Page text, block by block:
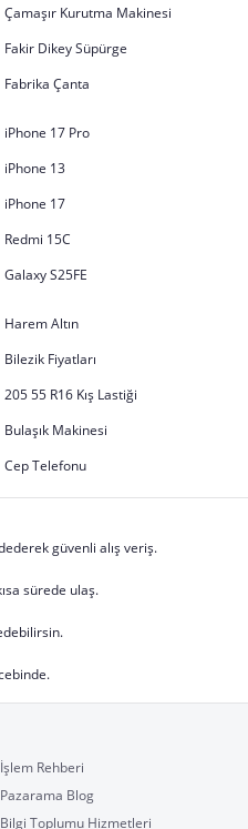
Çamaşır Kurutma Makinesi
Fakir Dikey Süpürge
Fabrika Çanta
iPhone 17 Pro
iPhone 13
iPhone 17
Redmi 15C
Galaxy S25FE
Harem Altın
Bilezik Fiyatları
205 55 R16 Kış Lastiği
Bulaşık Makinesi
Cep Telefonu
güvenli alış veriş.
sürede ulaş.
İşlem Rehberi
Pazarama Blog
Bilgi Toplumu Hizmetleri